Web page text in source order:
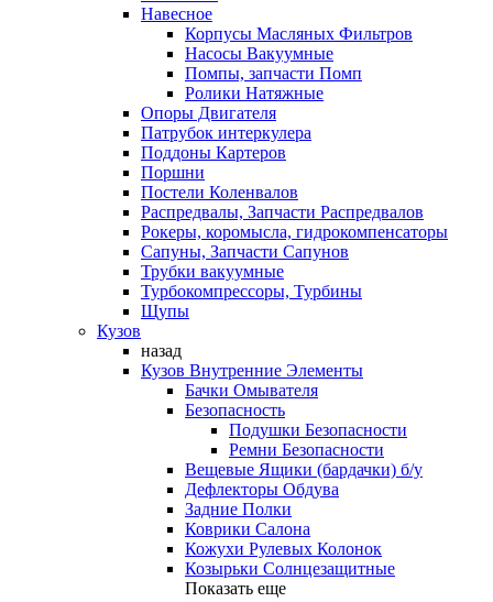
Навесное
Корпусы Масляных Фильтров
Насосы Вакуумные
Помпы, запчасти Помп
Ролики Натяжные
Опоры Двигателя
Патрубок интеркулера
Поддоны Картеров
Поршни
Постели Коленвалов
Распредвалы, Запчасти Распредвалов
Рокеры, коромысла, гидрокомпенсаторы
Сапуны, Запчасти Сапунов
Трубки вакуумные
Турбокомпрессоры, Турбины
Щупы
Кузов
назад
Кузов Внутренние Элементы
Бачки Омывателя
Безопасность
Подушки Безопасности
Ремни Безопасности
Вещевые Ящики (бардачки) б/у
Дефлекторы Обдува
Задние Полки
Коврики Салона
Кожухи Рулевых Колонок
Козырьки Солнцезащитные
Показать еще